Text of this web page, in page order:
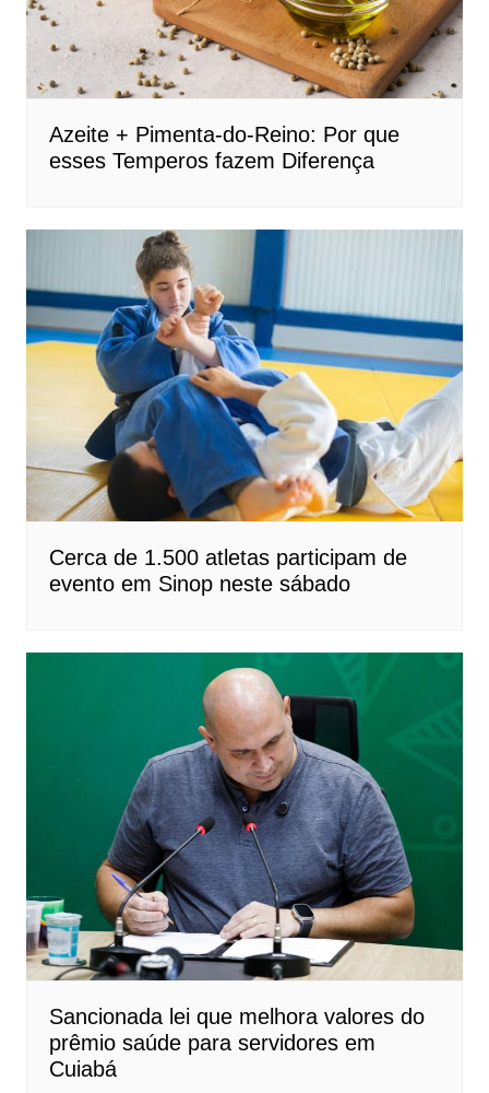
Azeite + Pimenta-do-Reino: Por que
esses Temperos fazem Diferença
Cerca de 1.500 atletas participam de
evento em Sinop neste sábado
Sancionada lei que melhora valores do
prêmio saúde para servidores em
Cuiabá